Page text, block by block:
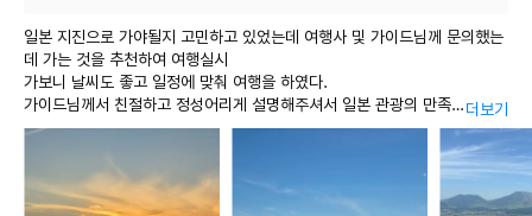
4. 온천/스파 등
입욕 전 식사를 자제합니다.
입욕 전 충분한 스트레칭 후 따듯한 물로 샤워로 체온을 올려 줍니다. 입욕
후 탕에서 천천히 나오고, 서둘러 물기를 닦아 체온을 유지 합니다.
바닥이 미끄러우니 뛰거나 심한 장난은 삼가 합니다.
※온천에서 갑작스러운 온도 변화로 혈압이 상승하여 히트쇼크 증상이 일어
나 사고로 이어질 수 있습니다. 입욕은 15분 이내, 반신욕 위주로 즐겨주세
요.
더보기
일본 지진으로 가야될지 고민하고 있었는데 여행사 및 가이드님께 문의했는
데 가는 것을 추천하여 여행실시
가보니 날씨도 좋고 일정에 맞춰 여행을 하였다.
가이드님께서 친절하고 정성어리게 설명해주셔서 일본 관광의 만족
도를 높였다